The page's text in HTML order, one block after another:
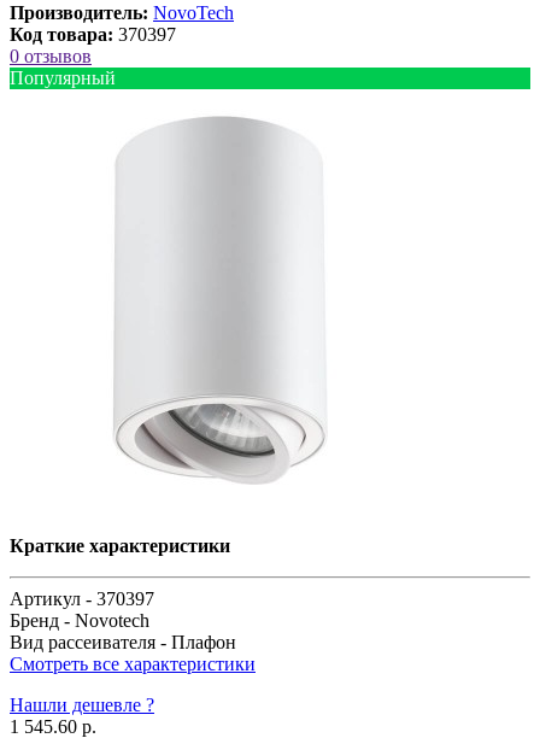
Производитель: NovoTech
Код товара: 370397
0 отзывов
Популярный
Краткие характеристики
Артикул - 370397
Бренд - Novotech
Вид рассеивателя - Плафон
Смотреть все характеристики
Нашли дешевле ?
1 545.60 р.